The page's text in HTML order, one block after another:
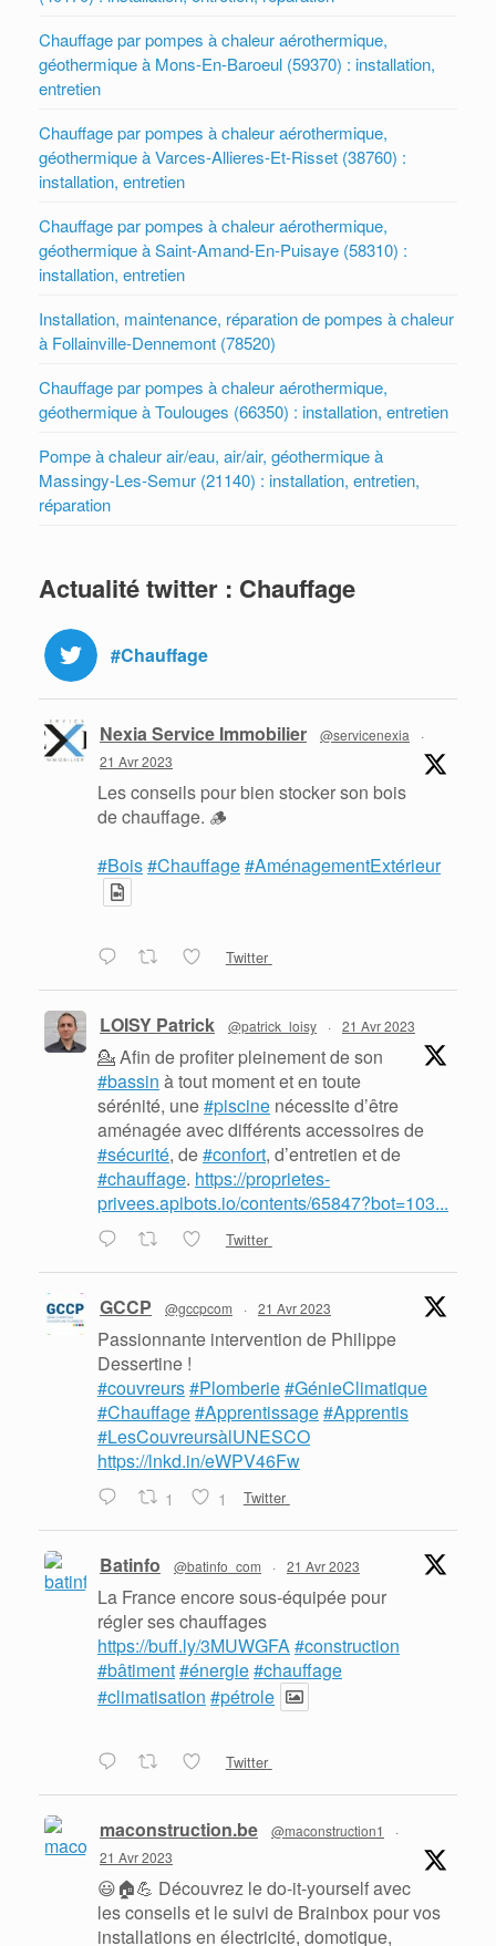
Chauffage par pompes à chaleur aérothermique,
géothermique à Mons-En-Baroeul (59370) : installation,
entretien
Chauffage par pompes à chaleur aérothermique,
géothermique à Varces-Allieres-Et-Risset (38760) :
installation, entretien
Chauffage par pompes à chaleur aérothermique,
géothermique à Saint-Amand-En-Puisaye (58310) :
installation, entretien
Installation, maintenance, réparation de pompes à chaleur
à Follainville-Dennemont (78520)
Chauffage par pompes à chaleur aérothermique,
géothermique à Toulouges (66350) : installation, entretien
Pompe à chaleur air/eau, air/air, géothermique à
Massingy-Les-Semur (21140) : installation, entretien,
réparation
Actualité twitter : Chauffage
#Chauffage
Nexia Service Immobilier @servicenexia
·
21 Avr 2023
Les conseils pour bien stocker son bois
de chauffage. 🪵
#Bois#Chauffage#AménagementExtérieur
Twitter
LOISY Patrick @patrick_loisy · 21 Avr 2023
💁 Afin de profiter pleinement de son
#bassin à tout moment et en toute
sérénité, une#piscine nécessite d’être
aménagée avec différents accessoires de
#sécurité, de#confort, d’entretien et de
#chauffage. https://proprietes-
privees.apibots.io/contents/65847?bot=103...
Twitter
GCCP @gccpcom · 21 Avr 2023
Passionnante intervention de Philippe
Dessertine !
#couvreurs#Plomberie#GénieClimatique
#Chauffage#Apprentissage#Apprentis
#LesCouvreursàlUNESCO
https://lnkd.in/eWPV46Fw
1 1 Twitter
Batinfo @batinfo_com · 21 Avr 2023
La France encore sous-équipée pour
régler ses chauffages
https://buff.ly/3MUWGFA#construction
#bâtiment#énergie#chauffage
#climatisation #pétrole
Twitter
maconstruction.be @maconstruction1
·
21 Avr 2023
😃🏠💪 Découvrez le do-it-yourself avec
les conseils et le suivi de Brainbox pour vos
installations en électricité, domotique,